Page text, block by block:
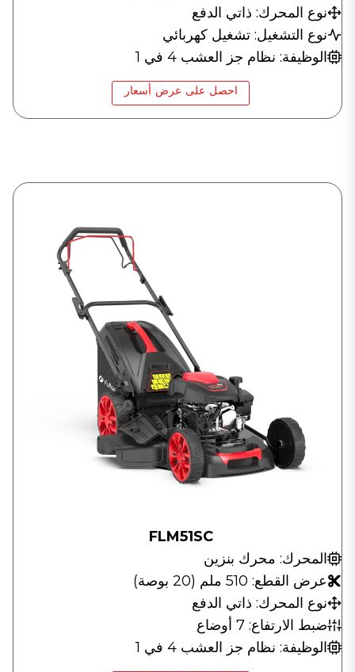
نوع المحرك: ذاتي الدفع
نوع التشغيل: تشغيل كهربائي
الوظيفة: نظام جز العشب 4 في 1
احصل على عرض أسعار
FLM51SC
المحرك: محرك بنزين
عرض القطع: 510 ملم (20 بوصة)
نوع المحرك: ذاتي الدفع
ضبط الارتفاع: 7 أوضاع
الوظيفة: نظام جز العشب 4 في 1